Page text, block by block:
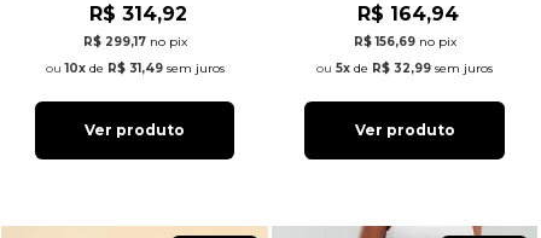
R$ 314,92
R$ 299,17 no pix
10xde R$ 31,49sem juros
Ver produto
R$ 164,94
R$ 156,69 no pix
5x de R$ 32,99 sem juros
Ver produto